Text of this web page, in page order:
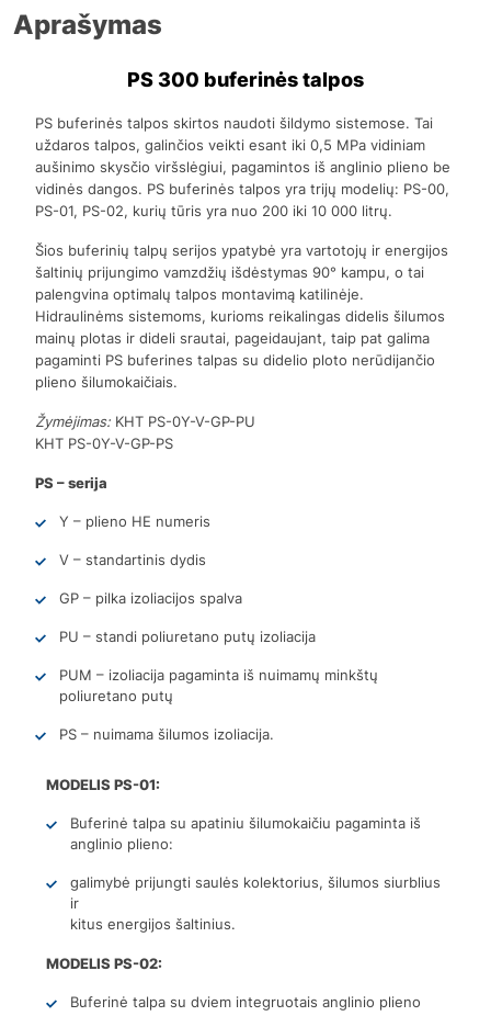
Aprašymas
PS 300 buferinės talpos
PS buferinės talpos skirtos naudoti šildymo sistemose. Tai
uždaros talpos, galinčios veikti esant iki 0,5 MPa vidiniam
aušinimo skysčio viršslėgiui, pagamintos iš anglinio plieno be
vidinės dangos. PS buferinės talpos yra trijų modelių: PS-00,
PS-01, PS-02, kurių tūris yra nuo 200 iki 10 000 litrų.
Šios buferinių talpų serijos ypatybė yra vartotojų ir energijos
šaltinių prijungimo vamzdžių išdėstymas 90° kampu, o tai
palengvina optimalų talpos montavimą katilinėje.
Hidraulinėms sistemoms, kurioms reikalingas didelis šilumos
mainų plotas ir dideli srautai, pageidaujant, taip pat galima
pagaminti PS buferines talpas su didelio ploto nerūdijančio
plieno šilumokaičiais.
Žymėjimas: KHT PS-0Y-V-GP-PU
KHT PS-0Y-V-GP-PS
PS – serija
Y – plieno HE numeris
V – standartinis dydis
GP – pilka izoliacijos spalva
PU – standi poliuretano putų izoliacija
PUM – izoliacija pagaminta iš nuimamų minkštų
poliuretano putų
PS – nuimama šilumos izoliacija.
MODELIS PS-01:
Buferinė talpa su apatiniu šilumokaičiu pagaminta iš
anglinio plieno:
galimybė prijungti saulės kolektorius, šilumos siurblius
ir
kitus energijos šaltinius.
MODELIS PS-02:
Buferinė talpa su dviem integruotais anglinio plieno